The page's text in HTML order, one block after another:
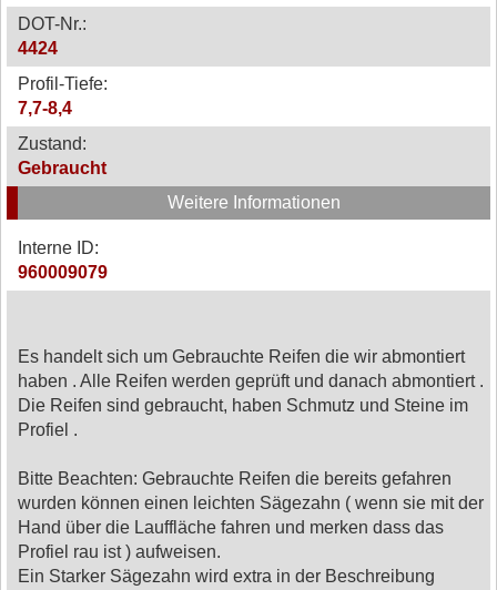
DOT-Nr.:
4424
Profil-Tiefe:
7,7-8,4
Zustand:
Gebraucht
Weitere Informationen
Interne ID:
960009079
Es handelt sich um Gebrauchte Reifen die wir abmontiert
haben . Alle Reifen werden geprüft und danach abmontiert .
Die Reifen sind gebraucht, haben Schmutz und Steine im
Profiel .
Bitte Beachten: Gebrauchte Reifen die bereits gefahren
wurden können einen leichten Sägezahn ( wenn sie mit der
Hand über die Lauffläche fahren und merken dass das
Profiel rau ist ) aufweisen.
Ein Starker Sägezahn wird extra in der Beschreibung